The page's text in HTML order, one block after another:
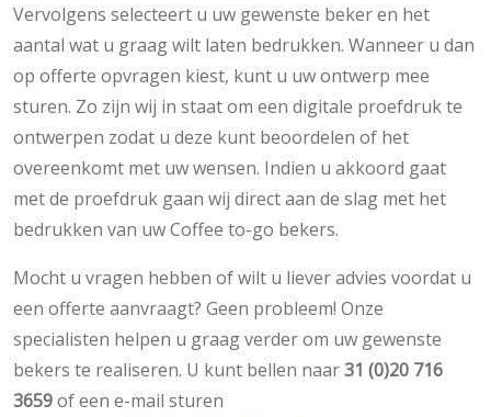
Vervolgens selecteert u uw gewenste beker en het
aantal wat u graag wilt laten bedrukken. Wanneer u dan
op offerte opvragen kiest, kunt u uw ontwerp mee
sturen. Zo zijn wij in staat om een digitale proefdruk te
ontwerpen zodat u deze kunt beoordelen of het
overeenkomt met uw wensen. Indien u akkoord gaat
met de proefdruk gaan wij direct aan de slag met het
bedrukken van uw Coffee to-go bekers.
Mocht u vragen hebben of wilt u liever advies voordat u
een offerte aanvraagt? Geen probleem! Onze
specialisten helpen u graag verder om uw gewenste
bekers te realiseren. U kunt bellen naar31 (0)20 716
3659of een e-mail sturen